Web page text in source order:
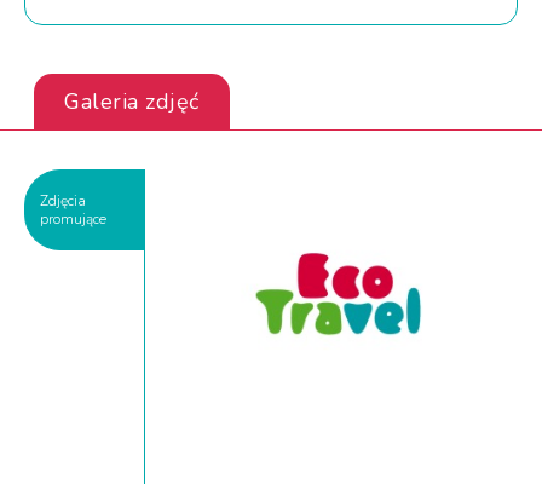
Galeria zdjęć
Zdjęcia
promujące